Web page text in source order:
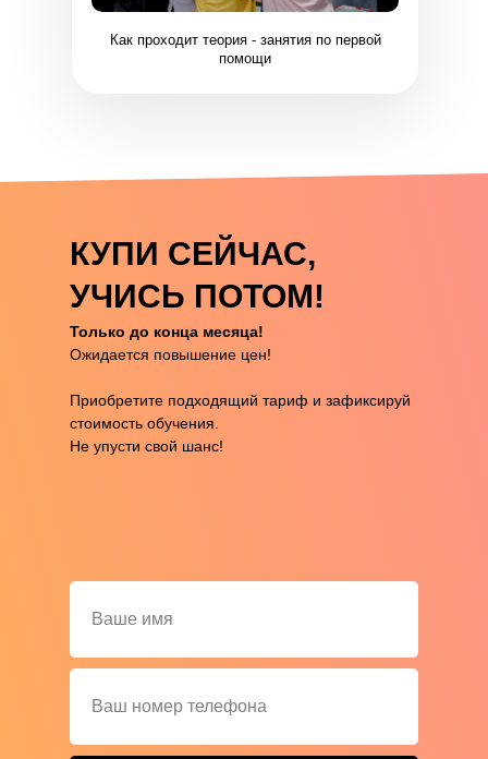
Как проходит теория - занятия по первой
помощи
КУПИ СЕЙЧАС,
УЧИСЬ ПОТОМ!
Только до конца месяца!
Ожидается повышение цен!
Приобретите подходящий тариф и зафиксируй
стоимость обучения.
Не упусти свой шанс!